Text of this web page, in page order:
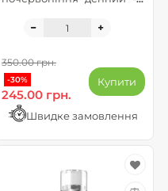
350.00 грн.
-30%
245.00 грн.
Купити
Швидке замовлення